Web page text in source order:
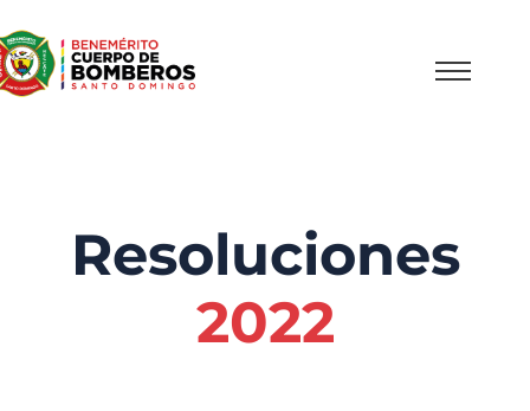
Resoluciones
2022